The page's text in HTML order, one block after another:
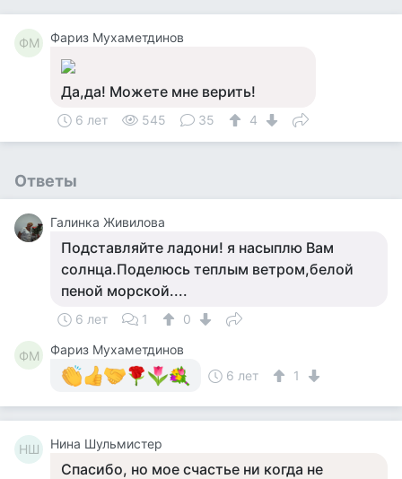
ФМ Фариз Мухаметдинов
Да,да! Можете мне верить!
6 лет 545 35 4
Ответы
Галинка Живилова
Подставляйте ладони! я насыплю Вам
солнца.Поделюсь теплым ветром,белой
пеной морской....
6 лет 1 0
ФМ
Фариз Мухаметдинов
6 лет
1
НШ Нина Шульмистер
Спасибо, но мое счастье ни когда не